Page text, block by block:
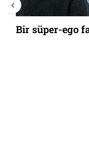
Bir süper-ego